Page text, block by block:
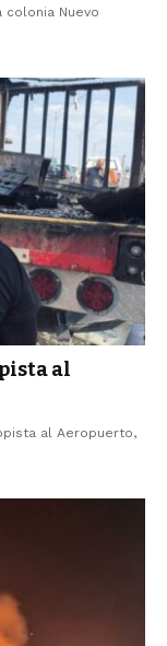
colonia Nuevo
al
al Aeropuerto,